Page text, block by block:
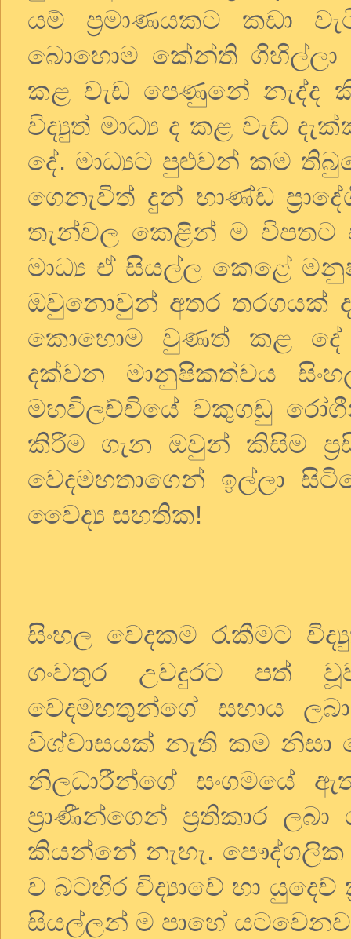
යම් ප්‍රමාණයකට කඩා
බොහොම කේන්ති ගිහිල්ලා
කළ වැඩ පෙණුනේ නැද්ද
විද්‍යුත් මාධ්‍ය ද කළ වැඩ
දේ. මාධ්‍යට පුළුවන් කම
ගෙනැවිත් දුන් භාණ්ඩ
තැන්වල කෙළින් ම විපතට
මාධ්‍ය ඒ සියල්ල කෙළේ
ඔවුනොවුන් අතර තරගයක් ද
කොහොම වුණත් කළ දේ
දක්වන මානුෂිකත්වය
මහවිලච්චියේ වකුගඩු
කිරීම ගැන ඔවුන් කිසිම
වෙදමහතාගෙන් ඉල්ලා
වෛද්‍ය සහතික!
සිංහල වෙදකම රැකීමට
ගංවතුර උවදුරට පත්
වෙදමහතුන්ගේ සහාය
විශ්වාසයක් නැති කම නිසා
නිලධාරීන්ගේ සංගමයේ
ප්‍රාණීන්ගෙන් ප්‍රතිකාර
කියන්නේ නැහැ.
ව බටහිර විද්‍යාවේ හා
සියල්ලන් ම පාහේ